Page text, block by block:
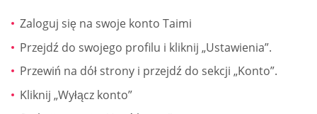
Zaloguj się na swoje konto Taimi
Przejdź do swojego profilu i kliknij „Ustawienia”.
Przewiń na dół strony i przejdź do sekcji „Konto”.
Kliknij „Wyłącz konto”